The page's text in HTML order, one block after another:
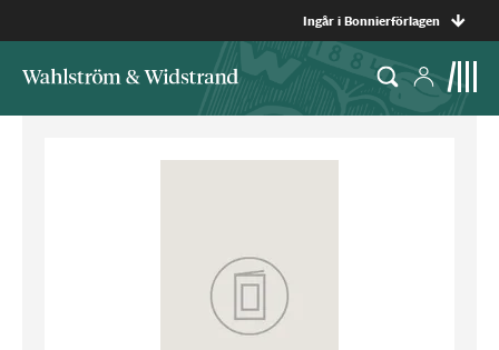
Ingår i Bonnierförlagen